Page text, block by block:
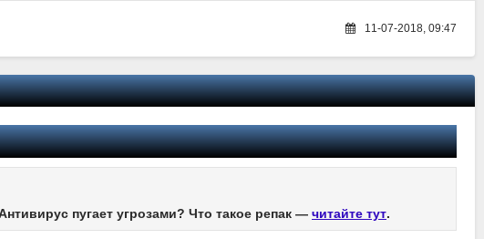
11-07-2018, 09:47
пугает угрозами? Что такое репак — читайте тут.